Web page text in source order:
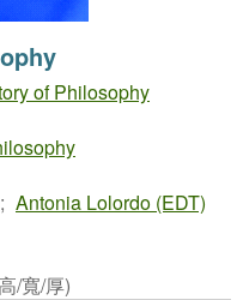
of Philosophy
; Antonia Lolordo (EDT)
/寬/厚)